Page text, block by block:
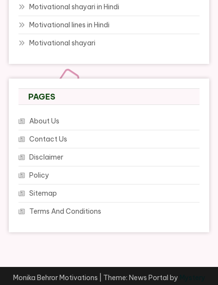
Motivational shayari in Hindi
Motivational lines in Hindi
Motivational shayari
PAGES
About Us
Contact Us
Disclaimer
Policy
Sitemap
Terms And Conditions
Monika Behror Motivations Theme: News Portal by Mystery